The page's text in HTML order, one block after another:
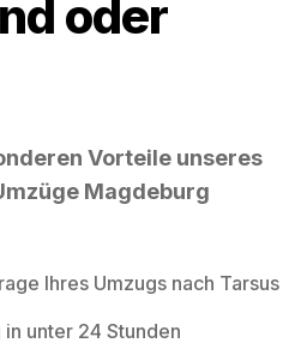
oder
Vorteile unseres
Magdeburg
Ihres Umzugs nach Tarsus
unter 24 Stunden